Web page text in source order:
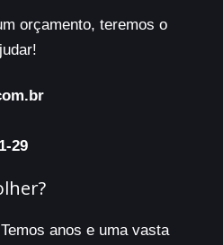
orçamento, teremos o
29
anos e uma vasta